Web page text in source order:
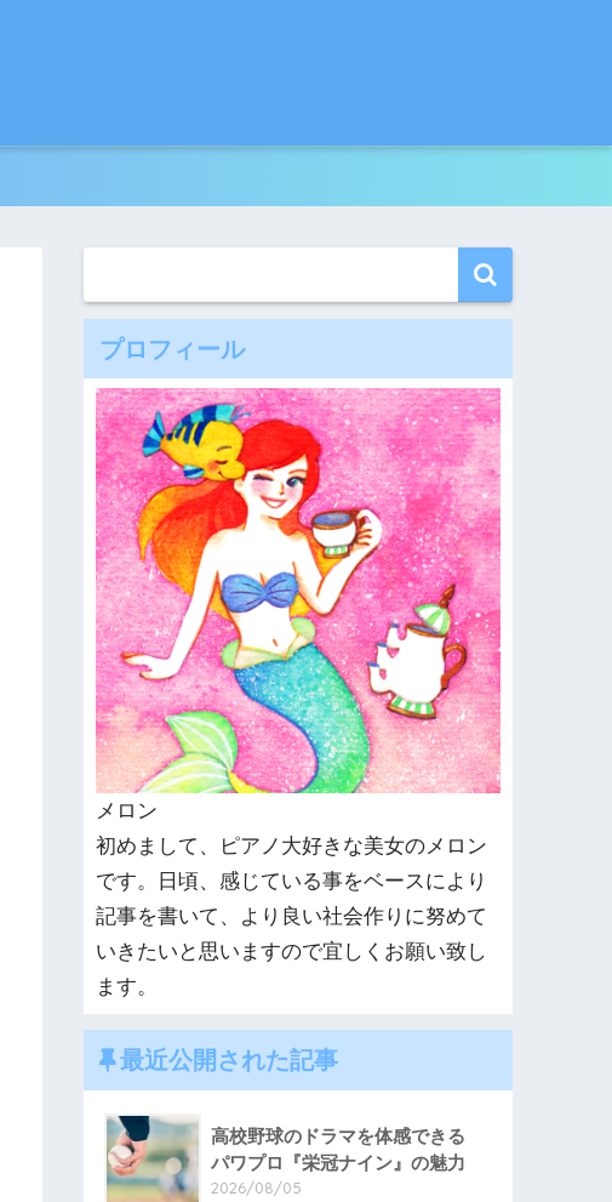
プロフィール
メロン
初めまして、ピアノ大好きな美女のメロン
です。日頃、感じている事をベースにより
記事を書いて、より良い社会作りに努めて
いきたいと思いますので宜しくお願い致し
ます。
最近公開された記事
高校野球のドラマを体感できる
パワプロ『栄冠ナイン』の魅力
2026/08/05